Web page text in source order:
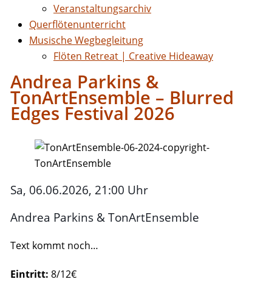
Veranstaltungsarchiv
Querflötenunterricht
Musische Wegbegleitung
Flöten Retreat | Creative Hideaway
Andrea Parkins &
TonArtEnsemble – Blurred
Edges Festival 2026
Sa, 06.06.2026, 21:00 Uhr
Andrea Parkins & TonArtEnsemble
Text kommt noch…
Eintritt: 8/12€